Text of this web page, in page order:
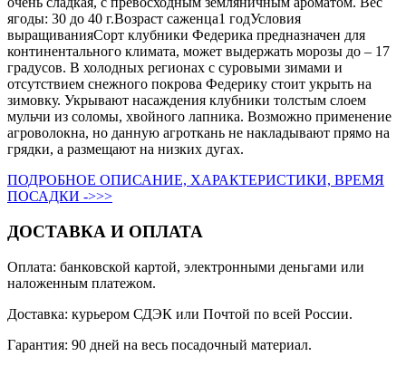
ягоды: 30 до 40 г.Возраст саженца1 годУсловия
выращиванияСорт клубники Федерика предназначен для
континентального климата, может выдержать морозы до – 17
градусов. В холодных регионах с суровыми зимами и
отсутствием снежного покрова Федерику стоит укрыть на
зимовку. Укрывают насаждения клубники толстым слоем
мульчи из соломы, хвойного лапника. Возможно применение
агроволокна, но данную агроткань не накладывают прямо на
грядки, а размещают на низких дугах.
ПОДРОБНОЕ ОПИСАНИЕ, ХАРАКТЕРИСТИКИ, ВРЕМЯ
ПОСАДКИ ->>>
ДОСТАВКА И ОПЛАТА
Оплата: банковской картой, электронными деньгами или
наложенным платежом.
Доставка: курьером СДЭК или Почтой по всей России.
Гарантия: 90 дней на весь посадочный материал.